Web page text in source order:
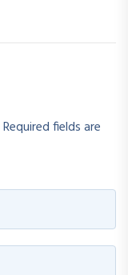
Required fields are